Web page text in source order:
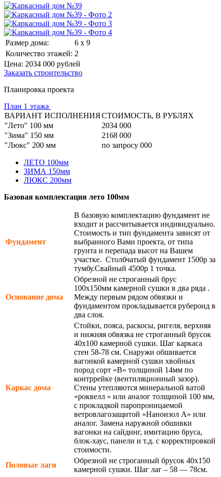
Размер дома:
6 x 9
Количество этажей: 2
Цена: 2034 000 рублей
Заказать строительство
Планировка проекта
План 1 этажа
ВАРИАНТ ИСПОЛНЕНИЯСТОИМОСТЬ, В РУБЛЯХ
"Лето" 100 мм
2034 000
"Зима" 150 мм
2168 000
"Люкс" 200 мм
по запросу 000
ЛЕТО 100мм
ЗИМА 150мм
ЛЮКС 200мм
Базовая комплектация лето 100мм
Фундамент
В базовую комплектацию фундамент не
входит и рассчитывается индивидуально.
Стоимость и тип фундамента зависят от
выбранного Вами проекта, от типа
грунта и перепада высот на Вашем
участке. Столбчатый фундамент 1500р за
тумбу.Свайный 4500р 1 точка.
Основание дома
Обрезной не строганный брус
100х150мм камерной сушки в два ряда .
Между первым рядом обвязки и
фундаментом прокладывается рубероид в
два слоя.
Каркас дома
Стойки, пояса, раскосы, ригеля, верхняя
и нижняя обвязка не строганный брусок
40х100 камерной сушки. Шаг каркаса
стен 58-78 см. Снаружи обшивается
вагонкой камерной сушки хвойных
пород сорт «В» толщиной 14мм по
контррейке (вентиляционный зазор).
Стены утепляются минеральной ватой
«роквелл » или аналог толщиной 100 мм,
с прокладкой паропроницаемой
ветровлагозащитой «Наноизол А» или
аналог. Замена наружной обшивки
вагонки на сайдинг, имитацию бруса,
блок-хаус, панели и т.д. с корректировкой
стоимости.
Половые лаги
Обрезной не строганный брусок 40х150
камерной сушки. Шаг лаг – 58 — 78см.